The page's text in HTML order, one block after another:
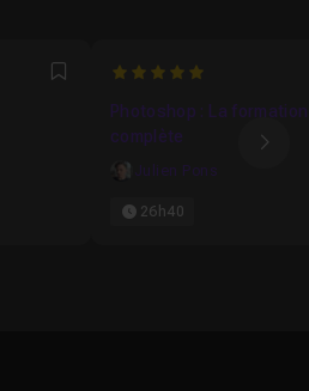
Favori
5
Photoshop : La formation
complète
Julien Pons
26h40